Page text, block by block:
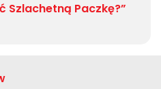
Szlachetną Paczkę?”